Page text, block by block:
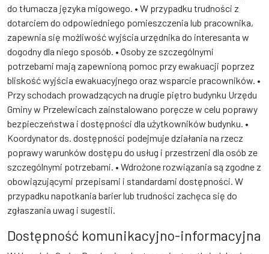
do tłumacza języka migowego. • W przypadku trudności z
dotarciem do odpowiedniego pomieszczenia lub pracownika,
zapewnia się możliwość wyjścia urzędnika do interesanta w
dogodny dla niego sposób. • Osoby ze szczególnymi
potrzebami mają zapewnioną pomoc przy ewakuacji poprzez
bliskość wyjścia ewakuacyjnego oraz wsparcie pracowników. •
Przy schodach prowadzących na drugie piętro budynku Urzędu
Gminy w Przelewicach zainstalowano poręcze w celu poprawy
bezpieczeństwa i dostępności dla użytkowników budynku. •
Koordynator ds. dostępności podejmuje działania na rzecz
poprawy warunków dostępu do usług i przestrzeni dla osób ze
szczególnymi potrzebami. • Wdrożone rozwiązania są zgodne z
obowiązującymi przepisami i standardami dostępności. W
przypadku napotkania barier lub trudności zachęca się do
zgłaszania uwag i sugestii.
Dostępność komunikacyjno-informacyjna